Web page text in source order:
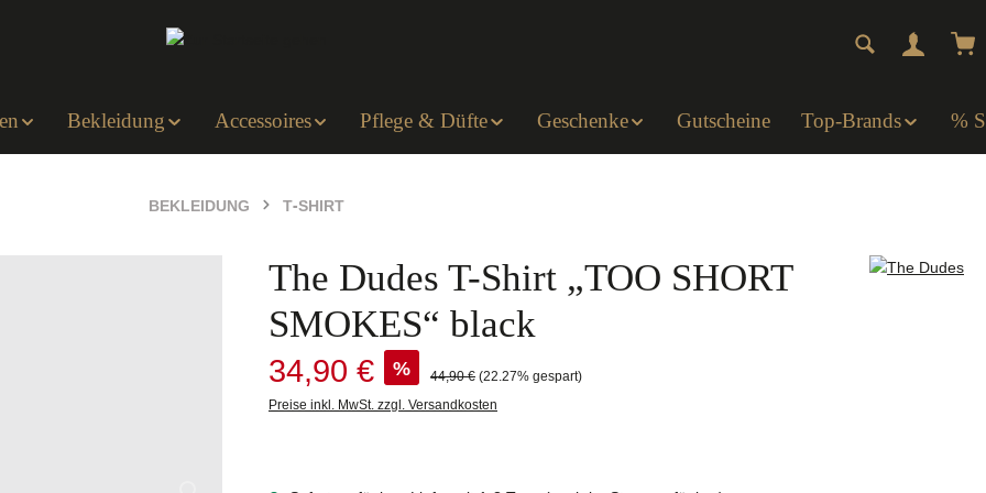
Bekleidung Accessoires Pflege & Düfte Geschenke Gutscheine Top-Brands %
BEKLEIDUNG T-SHIRT
The Dudes T-Shirt „TOO SHORT
SMOKES“ black
Verkaufspreis:
34,90 € % Regulärer Preis:
44,90 €(22.27% gespart)
Preise inkl. MwSt. zzgl. Versandkosten